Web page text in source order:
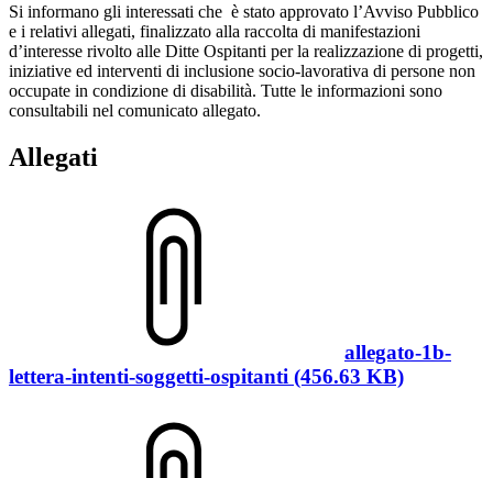
Si informano gli interessati che è stato approvato l’Avviso Pubblico
e i relativi allegati, finalizzato alla raccolta di manifestazioni
d’interesse rivolto alle Ditte Ospitanti per la realizzazione di progetti,
iniziative ed interventi di inclusione socio-lavorativa di persone non
occupate in condizione di disabilità. Tutte le informazioni sono
consultabili nel comunicato allegato.
Allegati
allegato-1b-
lettera-intenti-soggetti-ospitanti (456.63 KB)